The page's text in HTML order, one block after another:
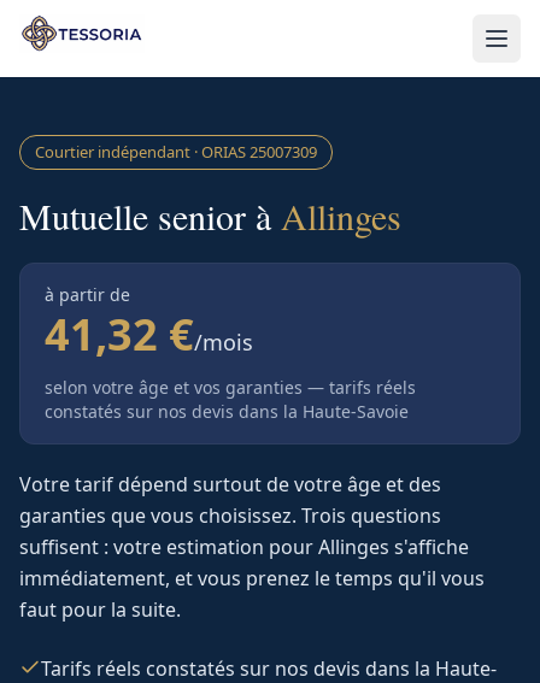
Aller au contenu principal
Courtier indépendant · ORIAS25007309
Mutuelle senior àAllinges
à partir de
41,32 €/mois
selon votre âge et vos garanties — tarifs réels
constatés sur nos devis dans la Haute-Savoie
Votre tarif dépend surtout de votre âge et des
garanties que vous choisissez. Trois questions
suffisent : votre estimation pourAllinges s'affiche
immédiatement, et vous prenez le temps qu'il vous
faut pour la suite.
Tarifs réels constatés sur nos devis dans la Haute-